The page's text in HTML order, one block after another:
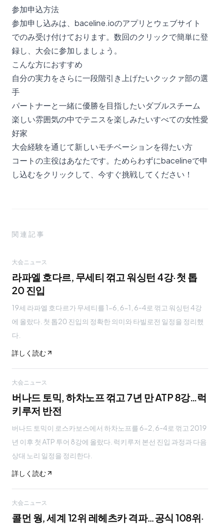
参加申込方法
参加申し込みは、baceline.ioのアプリとウェブサイト
でのみ受け付けております。数回のクリックで簡単に登
録し、大会に参加しましょう。
こんな方におすすめ
自分の実力をさらに一段階引き上げたいクックァ部の選
手
パートナーと一緒に優勝を目指したいダブルスチーム
楽しい雰囲気の中でテニスを楽しみたいすべての女性愛
好家
大会経験を通じて新しいモチベーションを得たい方
コートの主役はあなたです。ためらわずにbacelineで申
し込むをクリックして、今すぐ挑戦してください！
関連記事
大会ニュース
라파엘 호다르, 무세티 꺾고 워싱턴 4강·첫 톱
20 진입
19세 라파엘 호다르가 무세티를 1-6, 6-1, 6-4로 꺾고 워싱턴 4강
에 올랐다. 첫 톱20 진입의 정확한 의미와 타빌로전 일정을 정리했
다.
詳しく読む
大会ニュース
버나드 토믹, 하차노프 꺾고 7년 만 ATP 8강…럭
키루저 반전
버나드 토믹이 로스카보스에서 하차노프를 6-2, 6-4로 꺾고 2019
년 이후 첫 ATP 투어 8강에 올랐다. 럭키루저 본선 진입 과정과 다음
상대 노리 일정을 정리한다.
詳しく読む
大会ニュース
콜먼 웡, 세계 12위 레헤츠카 격파…공식 108위·